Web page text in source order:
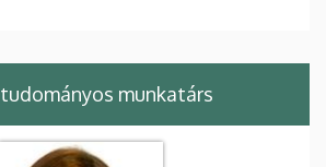
tudományos munkatárs